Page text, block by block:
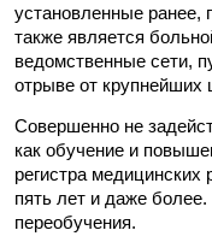
установленные ранее,
также является
ведомственные сети,
отрыве от
Совершенно не
как обучение и
регистра медицинских
пять лет и даже
переобучения.